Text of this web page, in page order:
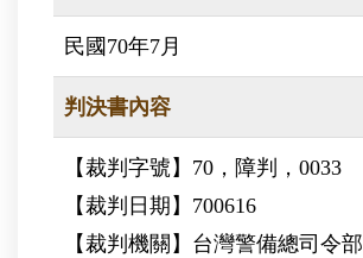
民國70年7月
判決書內容
【裁判字號】70，障判，0033
【裁判日期】700616
【裁判機關】台灣警備總司令部